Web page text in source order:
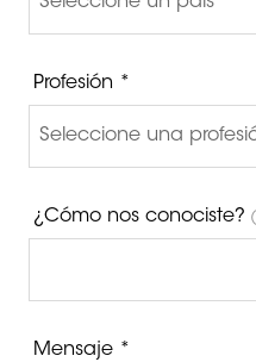
Profesión *
¿Cómo nos conociste?
Mensaje *